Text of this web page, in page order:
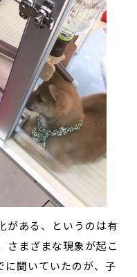
がある、というのは有
さまざまな現象が起こ
に聞いていたのが、子